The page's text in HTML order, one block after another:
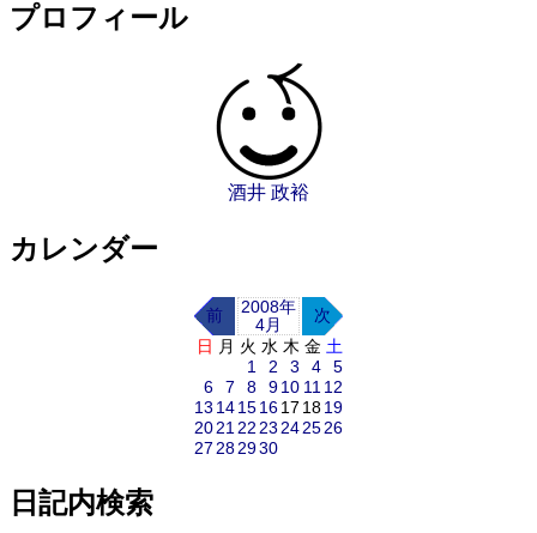
プロフィール
酒井 政裕
カレンダー
前
2008年
4月
次
日 月 火 水 木 金 土
1
2 3 4
5
6
7 8 910 11 12
13 14151617 1819
2021 22 23 242526
27 282930
日記内検索